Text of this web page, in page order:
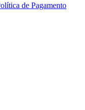
de Pagamento